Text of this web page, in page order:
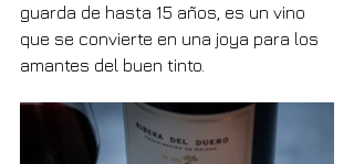
guarda de hasta 15 años, es un vino
que se convierte en una joya para los
amantes del buen tinto.